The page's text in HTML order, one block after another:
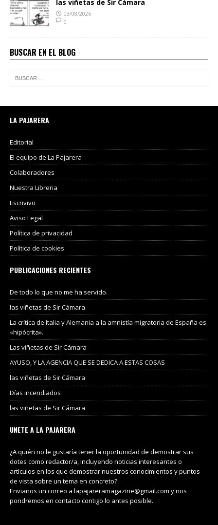
las viñetas de Sir Cámara
03/08/2026
0
BUSCAR EN EL BLOG
LA PAJARERA
Editorial
El equipo de La Pajarera
Colaboradores
Nuestra Libreria
Escrivivo
Aviso Legal
Política de privacidad
Política de cookies
PUBLICACIONES RECIENTES
De todo lo que no me ha servido.
las viñetas de Sir Cámara
La crítica de Italia y Alemania a la amnistía migratoria de España es
«hipócrita».
Las viñetas de Sir Cámara
AYUSO, Y LA AGENCIA QUE SE DEDICA A ESTAS COSAS
las viñetas de Sir Cámara
Días incendiados
las viñetas de Sir Cámara
UNETE A LA PAJARERA
¿A quién no le gustaría tener la oportunidad de demostrar sus
dotes como redactor/a, incluyendo noticias interesantes o
artículos en los que demostrar nuestros conocimientos y puntos
de vista sobre un tema en concreto?
Envianos un correo a lapajareramagazine@gmail.com y nos
pondremos en contacto contigo lo antes posible.